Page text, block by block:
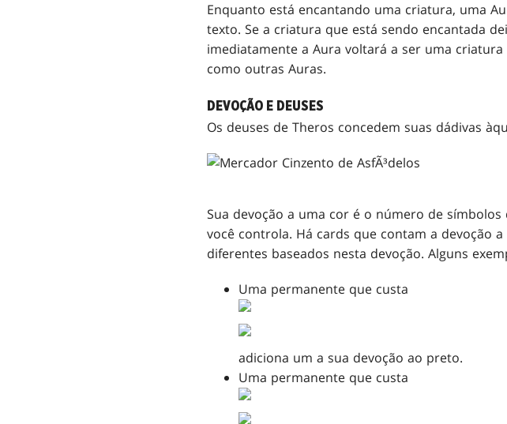
Enquanto está encantando uma criatura, uma
texto. Se a criatura que está sendo encantada
imediatamente a Aura voltará a ser uma
como outras Auras.
DEVOÇÃO E DEUSES
Os deuses de Theros concedem suas dádivas
Sua devoção a uma cor é o número de
você controla. Há cards que contam a devoção
diferentes baseados nesta devoção. Alguns
Uma permanente que custa
adiciona um a sua devoção ao preto.
Uma permanente que custa